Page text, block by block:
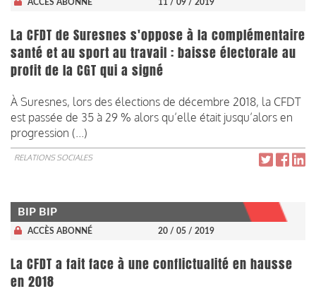
ACCÈS ABONNÉ 11 / 09 / 2019
La CFDT de Suresnes s'oppose à la complémentaire
santé et au sport au travail : baisse électorale au
profit de la CGT qui a signé
À Suresnes, lors des élections de décembre 2018, la CFDT
est passée de 35 à 29 % alors qu’elle était jusqu’alors en
progression (...)
RELATIONS SOCIALES
BIP BIP
ACCÈS ABONNÉ 20 / 05 / 2019
La CFDT a fait face à une conflictualité en hausse
en 2018